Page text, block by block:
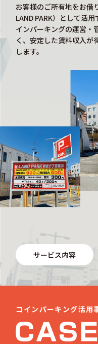
お客様のご所有地をお借
LAND PARK）として活
インパーキングの運営・
く、安定した賃料収入が
します。
サービス内容
コインパーキング活用